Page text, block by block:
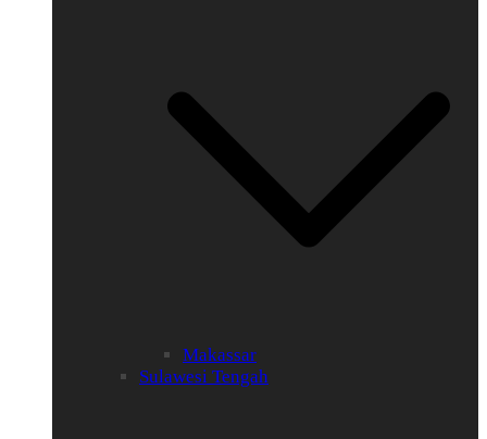
Makassar
Sulawesi Tengah